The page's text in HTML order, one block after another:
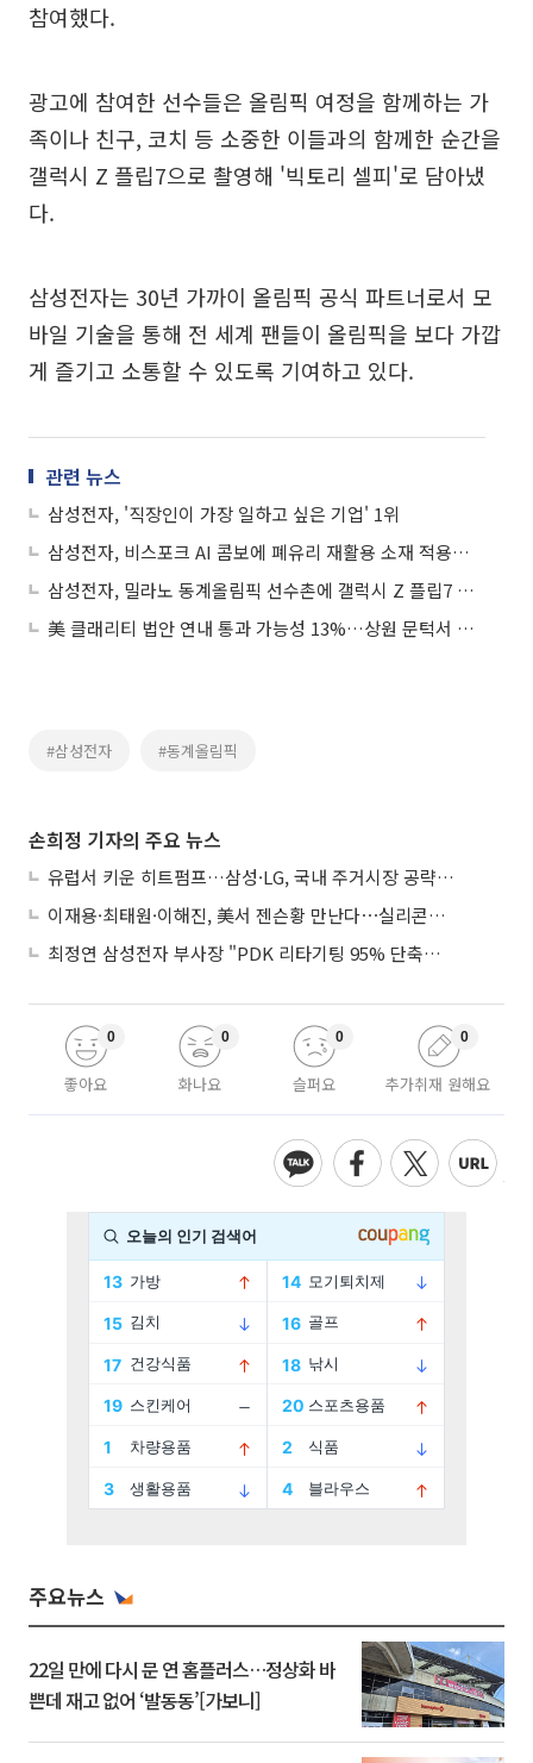
참여했다.
광고에 참여한 선수들은 올림픽 여정을 함께하는 가
족이나 친구, 코치 등 소중한 이들과의 함께한 순간을
갤럭시 Z 플립7으로 촬영해 '빅토리 셀피'로 담아냈
다.
삼성전자는 30년 가까이 올림픽 공식 파트너로서 모
바일 기술을 통해 전 세계 팬들이 올림픽을 보다 가깝
게 즐기고 소통할 수 있도록 기여하고 있다.
관련 뉴스
삼성전자, '직장인이 가장 일하고 싶은 기업' 1위
삼성전자, 비스포크 AI 콤보에 폐유리 재활용 소재 적용…UL 솔루션즈 인증 획득
삼성전자, 밀라노 동계올림픽 선수촌에 갤럭시 Z 플립7 에디션 3800대 공급
美 클래리티 법안 연내 통과 가능성 13%…상원 문턱서 제동
#삼성전자 #동계올림픽
손희정 기자의 주요 뉴스
유럽서 키운 히트펌프…삼성·LG, 국내 주거시장 공략 ‘속도’
이재용·최태원·이해진, 美서 젠슨황 만난다⋯실리콘밸리 집결하는 AI리더
최정연 삼성전자 부사장 "PDK 리타기팅 95% 단축…에이전트 AI 시범 활용"
좋아요
0
화나요
0
슬퍼요
0
추가취재 원해요
0
주요뉴스
22일 만에 다시 문 연 홈플러스…정상화 바
쁜데 재고 없어 ‘발동동’[가보니]